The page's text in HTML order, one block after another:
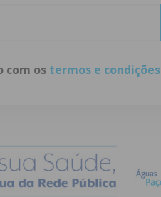
com os termos e condições